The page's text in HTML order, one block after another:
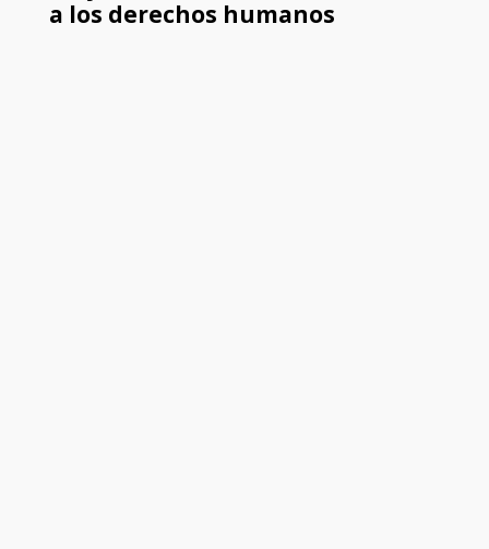
a los derechos humanos